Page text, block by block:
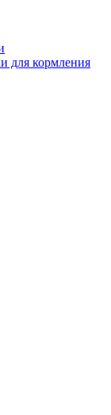
для кормления